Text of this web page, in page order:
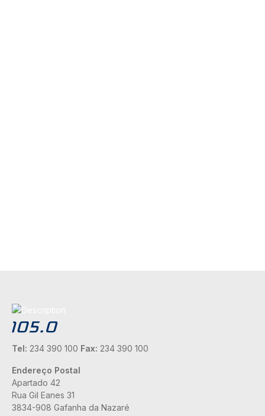
Tel: 234 390 100 Fax: 234 390 100
Endereço Postal
Apartado 42
Rua Gil Eanes 31
3834-908 Gafanha da Nazaré